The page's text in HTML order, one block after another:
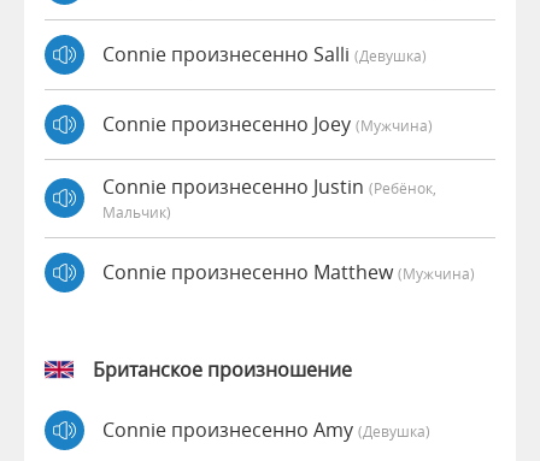
Connie произнесенно Salli (девушка)
Connie произнесенно Joey (мужчина)
Connie произнесенно Justin (Ребёнок,
Мальчик)
Connie произнесенно Matthew(мужчина)
Британское произношение
Connie произнесенно Amy (девушка)